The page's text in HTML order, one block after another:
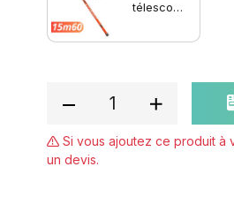
télescopi
fibr...
Si vous ajoutez ce produit à
un devis.